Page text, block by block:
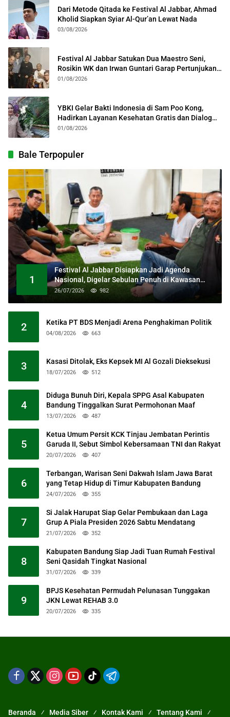
Dari Metode Qitada ke Festival Al Jabbar, Ahmad
Kholid Siapkan Syiar Al-Qur’an Lewat Nada
03/08/2026
Festival Al Jabbar Satukan Dua Maestro Seni,
Rosikin WK dan Irwan Guntari Garap Pertunjukan
Kolosal
01/08/2026
YBKI Gelar Bakti Indonesia di Sam Poo Kong,
Hadirkan Layanan Kesehatan Gratis dan Dialog
Kebangsaan
01/08/2026
Bale Terpopuler
1
Festival Al Jabbar Disiapkan Jadi Agenda
Nasional, Digelar Sebulan Penuh di Kawasan
Masjid Raya Al Jabbar
26/07/2026 982
2 Ketika PT BDS Menjadi Arena Penghakiman Politik
04/08/2026 663
3 Kasasi Ditolak, Eks Kepsek MI Al Gozali Dieksekusi
18/07/2026 512
4
Diduga Bunuh Diri, Kepala SPPG Asal Kabupaten
Bandung Tinggalkan Surat Permohonan Maaf
13/07/2026 487
5
Ketua Umum Persit KCK Tinjau Jembatan Perintis
Garuda II, Sebut Simbol Kebersamaan TNI dan Rakyat
20/07/2026 407
6
Terbangan, Warisan Seni Dakwah Islam Jawa Barat
yang Tetap Hidup di Timur Kabupaten Bandung
24/07/2026 355
7
Si Jalak Harupat Siap Gelar Pembukaan dan Laga
Grup A Piala Presiden 2026 Sabtu Mendatang
21/07/2026 352
8
Kabupaten Bandung Siap Jadi Tuan Rumah Festival
Seni Qasidah Tingkat Nasional
31/07/2026 339
9
BPJS Kesehatan Permudah Pelunasan Tunggakan
JKN Lewat REHAB 3.0
20/07/2026 335
Beranda Media Siber Kontak Kami Tentang Kami